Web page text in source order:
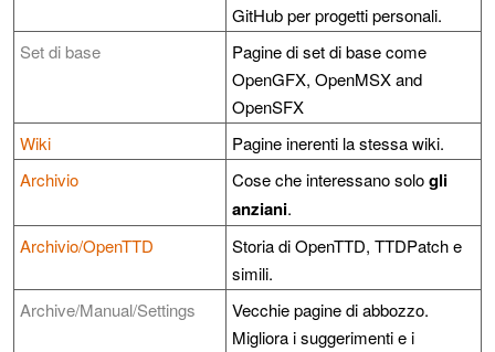
GitHub per progetti personali.
Set di base
Pagine di set di base come
OpenGFX, OpenMSX and
OpenSFX
Wiki
Pagine inerenti la stessa wiki.
Archivio
Cose che interessano sologli
anziani.
Archivio/OpenTTD
Storia di OpenTTD, TTDPatch e
simili.
Archive/Manual/Settings
Vecchie pagine di abbozzo.
Migliora i suggerimenti e i